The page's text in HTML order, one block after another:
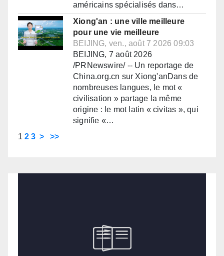
américains spécialisés dans…
Xiong'an : une ville meilleure
pour une vie meilleure
BEIJING, ven., août 7 2026 09:03
BEIJING, 7 août 2026
/PRNewswire/ -- Un reportage de
China.org.cn sur Xiong'anDans de
nombreuses langues, le mot «
civilisation » partage la même
origine : le mot latin « civitas », qui
signifie «…
1 2 3 > >>